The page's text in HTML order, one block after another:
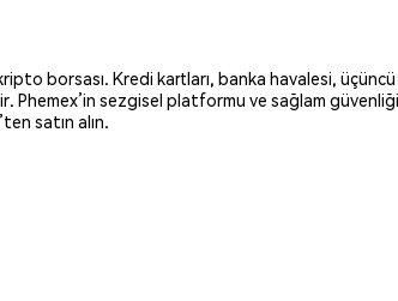
borsası. Kredi kartları, banka havalesi,
sezgisel platformu ve sağlam
satın alın.